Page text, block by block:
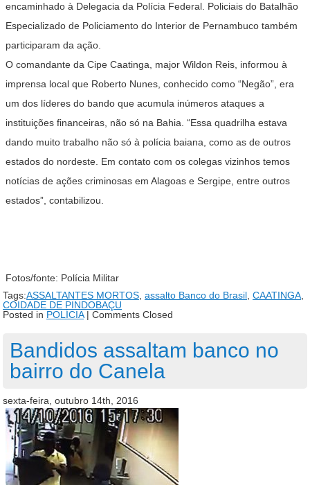
encaminhado à Delegacia da Polícia Federal. Policiais do Batalhão
Especializado de Policiamento do Interior de Pernambuco também
participaram da ação.
O comandante da Cipe Caatinga, major Wildon Reis, informou à
imprensa local que Roberto Nunes, conhecido como “Negão”, era
um dos líderes do bando que acumula inúmeros ataques a
instituições financeiras, não só na Bahia. “Essa quadrilha estava
dando muito trabalho não só à polícia baiana, como as de outros
estados do nordeste. Em contato com os colegas vizinhos temos
notícias de ações criminosas em Alagoas e Sergipe, entre outros
estados”, contabilizou.
Fotos/fonte: Polícia Militar
Tags:ASSALTANTES MORTOS, assalto Banco do Brasil, CAATINGA,
COIDADE DE PINDOBAÇU
Posted in POLÍCIA| Comments Closed
Bandidos assaltam banco no
bairro do Canela
sexta-feira, outubro 14th, 2016